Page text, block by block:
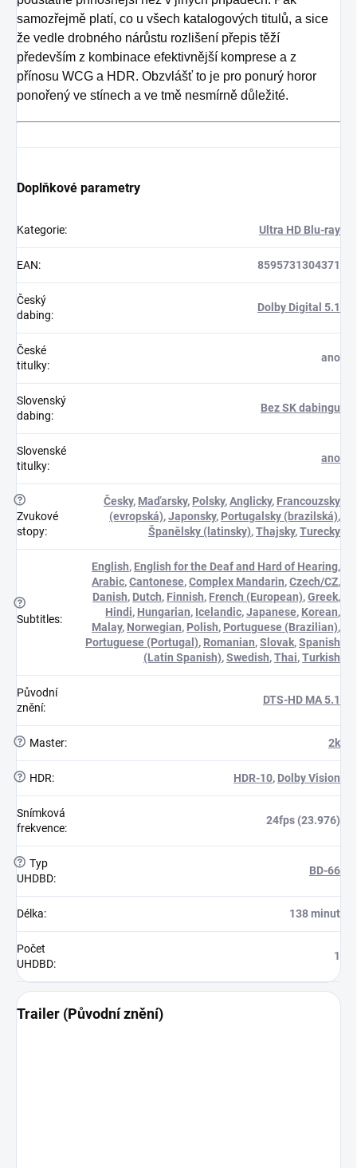
samozřejmě platí, co u všech katalogových titulů, a sice
že vedle drobného nárůstu rozlišení přepis těží
především z kombinace efektivnější komprese a z
přínosu WCG a HDR. Obzvlášť to je pro ponurý horor
ponořený ve stínech a ve tmě nesmírně důležité.
Doplňkové parametry
Kategorie: Ultra HD Blu-ray
EAN: 8595731304371
Český
dabing:
Dolby Digital 5.1
České
titulky:
ano
Slovenský
dabing:
Bez SK dabingu
Slovenské
titulky:
ano
?
Zvukové
stopy:
Česky, Maďarsky, Polsky,Anglicky, Francouzsky
(evropská),Japonsky, Portugalsky (brazilská),
Španělsky (latinsky),Thajsky,Turecky
?
Subtitles:
English, English for the Deaf and Hard of Hearing,
Arabic,Cantonese,Complex Mandarin,Czech/CZ,
Danish, Dutch, Finnish, French (European),Greek,
Hindi, Hungarian, Icelandic,Japanese, Korean,
Malay, Norwegian, Polish, Portuguese (Brazilian),
Portuguese (Portugal), Romanian,Slovak,Spanish
(Latin Spanish),Swedish,Thai,Turkish
Původní
znění:
DTS-HD MA 5.1
? Master: 2k
? HDR: HDR-10, Dolby Vision
Snímková
frekvence:
24fps (23.976)
? Typ
UHDBD:
BD-66
Délka: 138 minut
Počet
UHDBD:
1
Trailer (Původní znění)